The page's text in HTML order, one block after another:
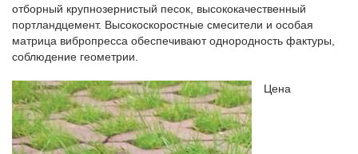
отборный крупнозернистый песок, высококачественный
портландцемент. Высокоскоростные смесители и особая
матрица вибропресса обеспечивают однородность фактуры,
соблюдение геометрии.
Цена